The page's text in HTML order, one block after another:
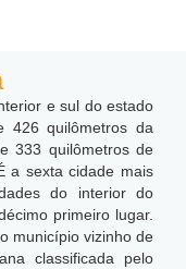
e sul do estado
426 quilômetros da
333 quilômetros de
a sexta cidade mais
do interior do
primeiro lugar.
município vizinho de
classificada pelo